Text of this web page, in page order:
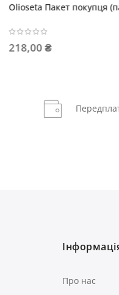
покупця (паперовий)
Про нас